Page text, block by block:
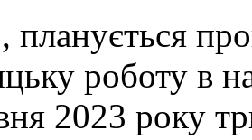
планується
роботу в
2023 року